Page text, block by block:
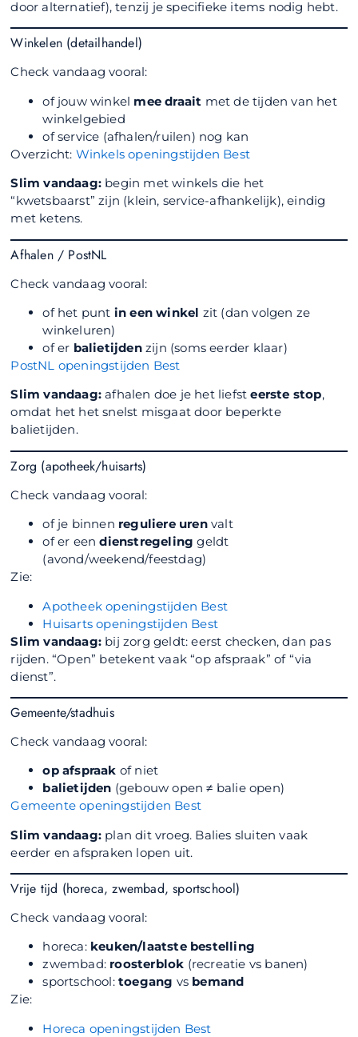
door alternatief), tenzij je specifieke items nodig hebt.
Winkelen (detailhandel)
Check vandaag vooral:
of jouw winkel mee draait met de tijden van het
winkelgebied
of service (afhalen/ruilen) nog kan
Overzicht: Winkels openingstijden Best
Slim vandaag: begin met winkels die het
“kwetsbaarst” zijn (klein, service-afhankelijk), eindig
met ketens.
Afhalen / PostNL
Check vandaag vooral:
of het punt in een winkel zit (dan volgen ze
winkeluren)
of er balietijdenzijn (soms eerder klaar)
PostNL openingstijden Best
Slim vandaag: afhalen doe je het liefsteerste stop,
omdat het het snelst misgaat door beperkte
balietijden.
Zorg (apotheek/huisarts)
Check vandaag vooral:
of je binnen reguliere urenvalt
of er eendienstregeling geldt
(avond/weekend/feestdag)
Zie:
Apotheek openingstijden Best
Huisarts openingstijden Best
Slim vandaag: bij zorg geldt: eerst checken, dan pas
rijden. “Open” betekent vaak “op afspraak” of “via
dienst”.
Gemeente/stadhuis
Check vandaag vooral:
op afspraak of niet
balietijden (gebouw open ≠ balie open)
Gemeente openingstijden Best
Slim vandaag: plan dit vroeg. Balies sluiten vaak
eerder en afspraken lopen uit.
Vrije tijd (horeca, zwembad, sportschool)
Check vandaag vooral:
horeca: keuken/laatste bestelling
zwembad: roosterblok (recreatie vs banen)
sportschool:toegang vs bemand
Zie:
Horeca openingstijden Best